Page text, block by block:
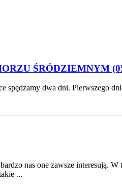
ŚRÓDZIEMNYM
dwa dni. Pierwszego
nas one zawsze interesują.
...